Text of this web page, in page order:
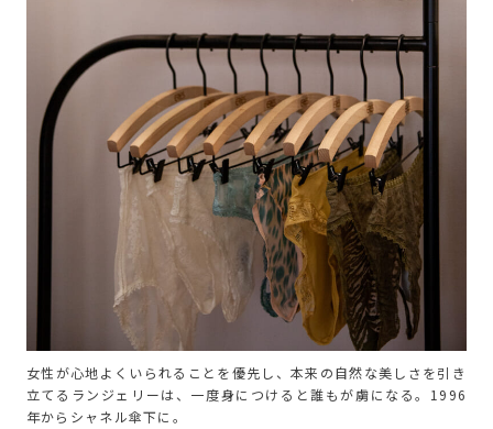
女性が心地よくいられることを優先し、本来の自然な美しさを引き
立てるランジェリーは、一度身につけると誰もが虜になる。1996
年からシャネル傘下に。